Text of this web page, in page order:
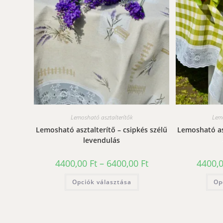
Lemosható asztalterítők
Lemosható asztalterítő – csipkés szélű
levendulás
4400,00 Ft – 6400,00 FtÁrtartomány:
4400,00 Ft
Opciók választása
Lemosható